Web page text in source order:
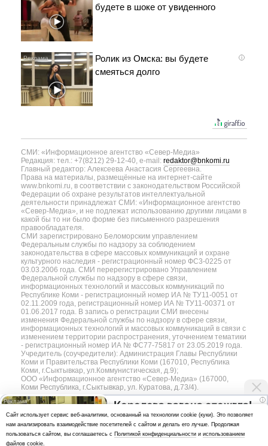
будете в шоке от увиденного
i
Ролик из Омска: вы будете
смеяться долго
СМИ: «Информационное агентство «Север-Медиа»
Редакция: тел.: +7(8212) 29-12-40, e-mail: redaktor@bnkomi.ru
Главный редактор: Алексеева Анастасия Сергеевна.
Права на материалы, размещённые на интернет-сайте
www.bnkomi.ru, в соответствии с законодательством Российской
Федерации об охране результатов интеллектуальной
деятельности принадлежат СМИ: «Информационное агентство
«Север-Медиа», и не подлежат использованию другими лицами в
какой бы то ни было форме без письменного разрешения
правообладателя.
СМИ зарегистрировано Беломорским управлением
Федеральным службы по надзору за соблюдением
законодательства в сфере массовых коммуникаций и охране
культурного наследия - регистрационный номер ФС3-0225 от
03.03.2006 года. СМИ перерегистрировано Управлением
Федеральной службы по надзору в сфере связи,
информационных технологий и массовых коммуникаций по
Республике Коми - регистрационный номер ИА № ТУ11-0051 от
02.11.2009 года, регистрационный номер ИА № ТУ11-00371 от
01.06.2017 года. В запись о регистрации СМИ внесены
изменения Федеральной службы по надзору в сфере связи,
информационных технологий и массовых коммуникаций в связи с
изменением территории распространения, уточнением тематики
- регистрационный номер ИА № ФС77-75817 от 23.05.2019 года.
Учредитель (соучредители): Администрация Главы Республики
Коми и Правительства Республики Коми (167010, Республика
Коми, г.Сыктывкар, ул.Коммунистическая, д.9);
ООО «Информационное агентство «Север-Медиа» (167000,
Коми Республика, г.Сыктывкар, ул. Куратова, д.73/4).
Разработка сайта — web-студия «Цифровой Век»
i
Королева вагона отожгла!
Видео не оставит
равнодушным
Политика
конфиденциальности
Cайт использует сервис веб-аналитики, основанный на технологии cookie (куки). Это позволяет
нам анализировать взаимодействие посетителей с сайтом и делать его лучше. Продолжая
пользоваться сайтом, вы соглашаетесь с Политикой конфиденциальности и использованием
файлов cookie.